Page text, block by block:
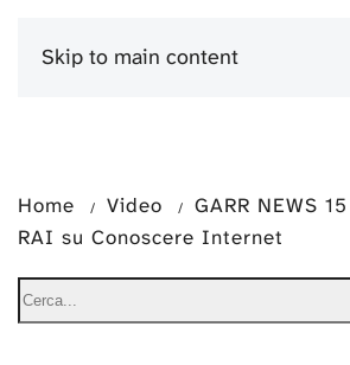
Skip to main content
Home Video GARR NEWS 15
RAI su Conoscere Internet